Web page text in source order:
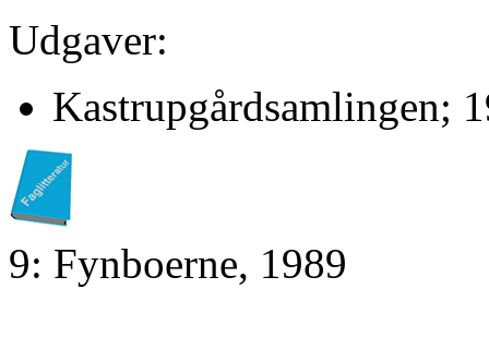
Udgaver:
Kastrupgårdsamlingen;
9: Fynboerne, 1989